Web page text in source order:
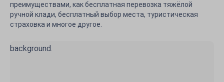
преимуществами, как бесплатная перевозка тяжёлой
ручной клади, бесплатный выбор места, туристическая
страховка и многое другое.